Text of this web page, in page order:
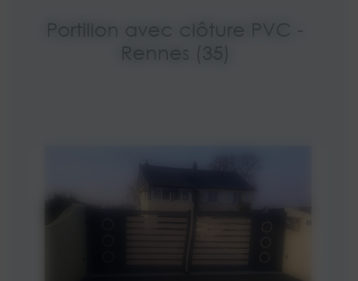
Portillon avec clôture PVC -
Rennes (35)